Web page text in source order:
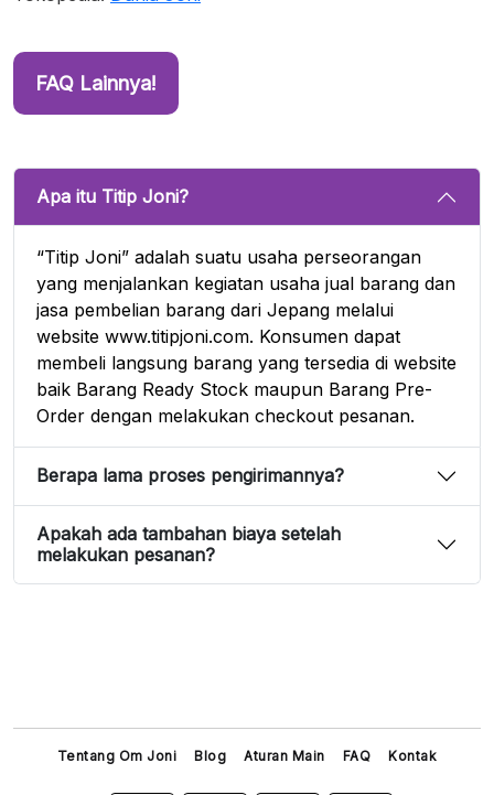
FAQ Lainnya!
Apa itu Titip Joni?
“Titip Joni” adalah suatu usaha perseorangan
yang menjalankan kegiatan usaha jual barang dan
jasa pembelian barang dari Jepang melalui
website www.titipjoni.com. Konsumen dapat
membeli langsung barang yang tersedia di website
baik Barang Ready Stock maupun Barang Pre-
Order dengan melakukan checkout pesanan.
Berapa lama proses pengirimannya?
Apakah ada tambahan biaya setelah
melakukan pesanan?
Tentang Om Joni Blog Aturan Main FAQ Kontak